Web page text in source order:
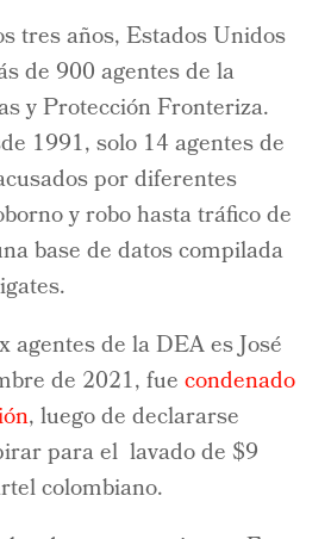
tres años, Estados Unidos
de 900 agentes de la
y Protección Fronteriza.
1991, solo 14 agentes de
por diferentes
y robo hasta tráfico de
base de datos compilada
agentes de la DEA es José
de 2021, fuecondenado
, luego de declararse
para el lavado de $9
colombiano.